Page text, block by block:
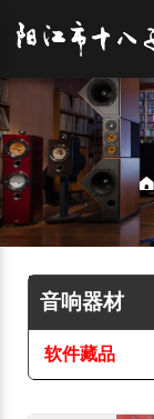
音响器材
软件藏品